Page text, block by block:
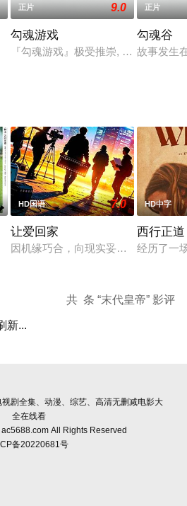
·罗宾逊暂无内容Edward暂无内容G.
正片 9.0
勾魂游戏
『勾魂游戏』极受推崇, 在本格推理
正片
勾魂谷
故事发生
种围绕“废用身”——因瘫痪等原因
HD国语 7.0
让爱回家
因机缘巧合，向现实妥协的导演朱达
HD中字
西行正道
经历了一
共 条 “末代皇帝” 影评
新...
剧全集、动漫、综艺、高清无删减电影大
全在线看
All Rights Reserved
备20220681号